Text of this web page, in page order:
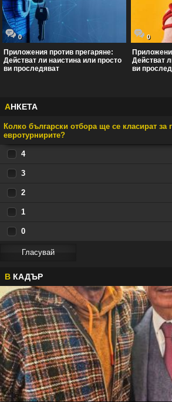
0
Приложения против прегаряне:
Действат ли наистина или просто
ви проследяват
0
Действат
ви
АНКЕТА
Колко български отбора ще се класират за
евротурнирите?
4
3
2
1
0
В КАДЪР